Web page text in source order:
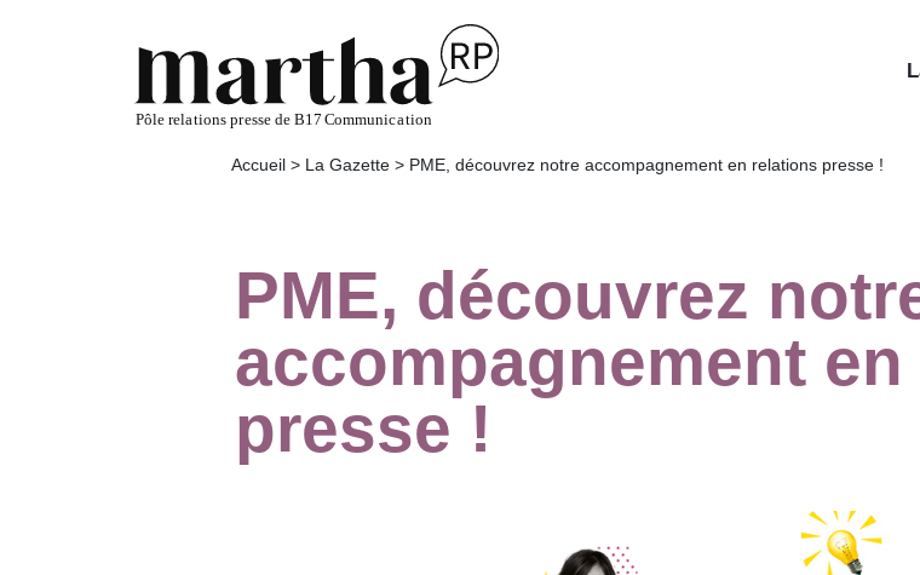
Accueil > La Gazette > PME, découvrez notre accompagnement en relations presse !
PME, découvrez
accompagnement
presse !